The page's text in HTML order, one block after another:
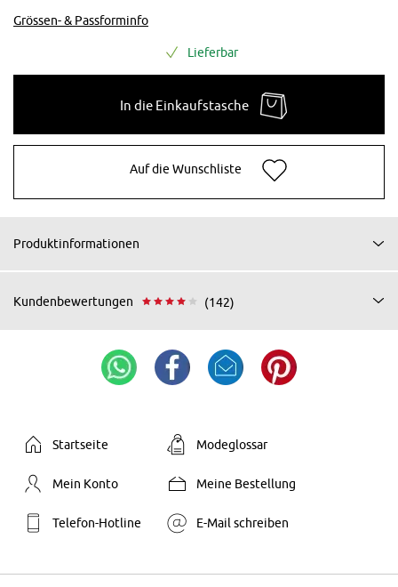
Grössen- & Passforminfo
Lieferbar
In die Einkaufstasche
Auf die Wunschliste
Produktinformationen
Kundenbewertungen (142)
Startseite Modeglossar
Mein Konto Meine Bestellung
Telefon-Hotline E-Mail schreiben